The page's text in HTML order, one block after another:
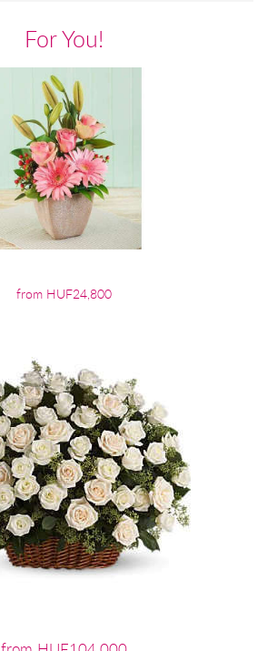
For You!
from HUF24,800